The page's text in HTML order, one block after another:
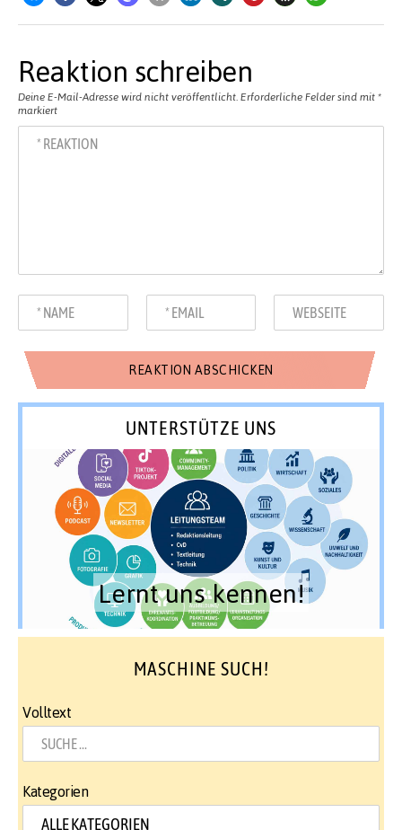
Reaktion schreiben
Deine E-Mail-Adresse wird nicht veröffentlicht. Erforderliche Felder sind mit *
markiert
UNTERSTÜTZE UNS
Lernt uns kennen!
MASCHINE SUCH!
Volltext
Kategorien